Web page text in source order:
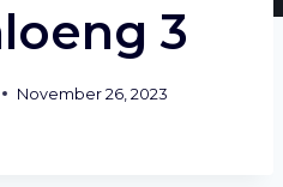
3
November 26, 2023